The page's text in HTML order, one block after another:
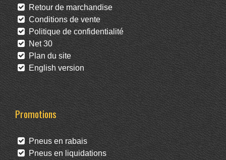
Retour de marchandise
Conditions de vente
Politique de confidentialité
Net 30
Plan du site
English version
Promotions
Pneus en rabais
Pneus en liquidations